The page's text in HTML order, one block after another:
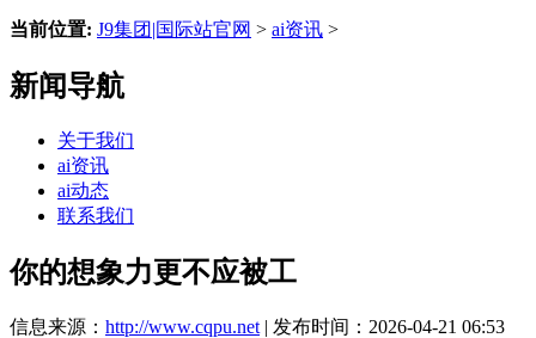
当前位置: J9集团|国际站官网 > ai资讯 >
新闻导航
关于我们
ai资讯
ai动态
联系我们
你的想象力更不应被工
信息来源： http://www.cqpu.net | 发布时间：2026-04-21 06:53